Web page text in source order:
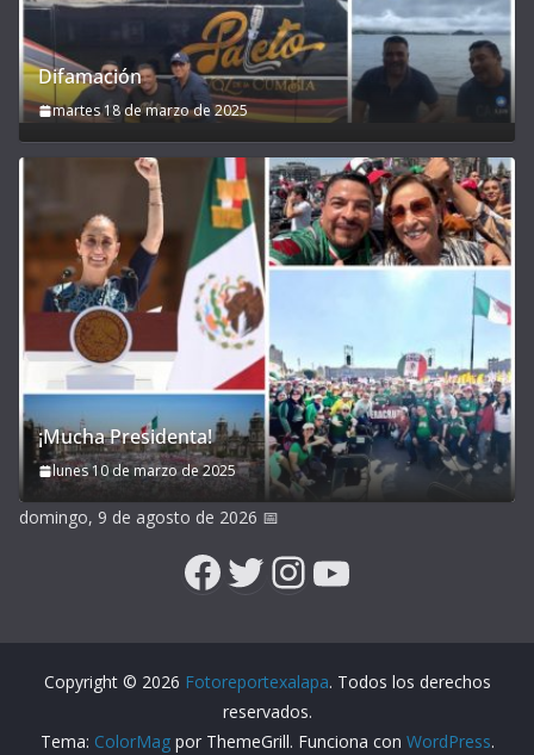
Difamación
martes 18 de marzo de 2025
¡Mucha Presidenta!
lunes 10 de marzo de 2025
domingo, 9 de agosto de 2026 📅
Facebook
Twitter
Instagram
YouTube
Copyright © 2026 Fotoreportexalapa. Todos los derechos
reservados.
Tema: ColorMagpor ThemeGrill. Funciona con WordPress.